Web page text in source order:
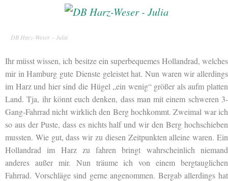
DB Harz-Weser – Julia
Ihr müsst wissen, ich besitze ein superbequemes Hollandrad, welches
mir in Hamburg gute Dienste geleistet hat. Nun waren wir allerdings
im Harz und hier sind die Hügel „ein wenig“ größer als aufm platten
Land. Tja, ihr könnt euch denken, dass man mit einem schweren 3-
Gang-Fahrrad nicht wirklich den Berg hochkommt. Zweimal war ich
so aus der Puste, dass es nichts half und wir den Berg hochschieben
mussten. Wie gut, dass wir zu diesen Zeitpunkten alleine waren. Ein
Hollandrad im Harz zu fahren bringt wahrscheinlich niemand
anderes außer mir. Nun träume ich von einem bergtauglichen
Fahrrad. Vorschläge sind gerne angenommen. Bergab allerdings hat